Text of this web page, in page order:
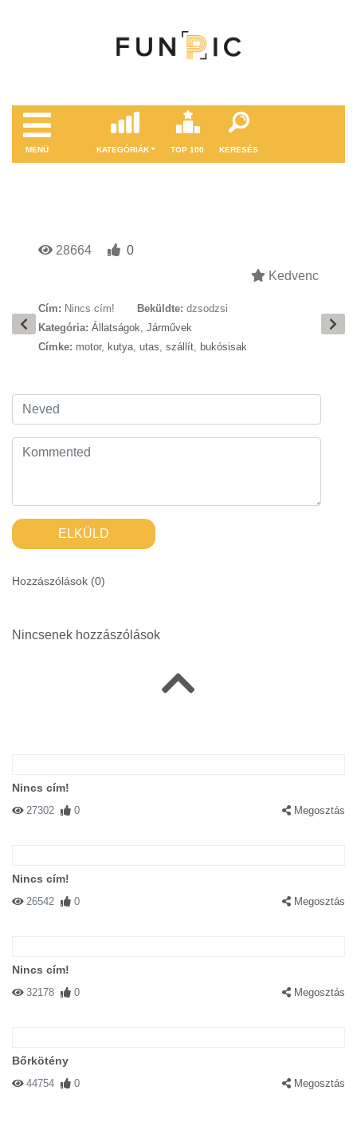
MENÜ KATEGÓRIÁK TOP 100 KERESÉS
28664
0
Kedvenc
Cím: Nincs cím! Beküldte: dzsodzsi
Kategória: Állatságok, Járművek
Címke: motor, kutya, utas, szállít, bukósisak
ELKÜLD
Hozzászólások (0)
Nincsenek hozzászólások
Nincs cím!
27302 0 Megosztás
Nincs cím!
26542 0 Megosztás
Nincs cím!
32178 0 Megosztás
Bőrkötény
44754 0 Megosztás